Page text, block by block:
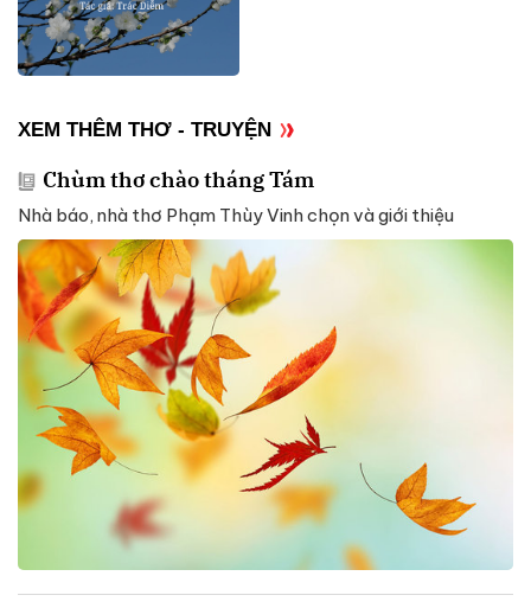
XEM THÊM THƠ - TRUYỆN
Chùm thơ chào tháng Tám
Nhà báo, nhà thơ Phạm Thùy Vinh chọn và giới thiệu